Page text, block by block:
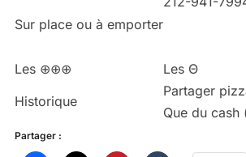
Sur place ou à emporter
Les ⊕⊕⊕
Les Θ
Historique
Partager
Que du cash
Partager :